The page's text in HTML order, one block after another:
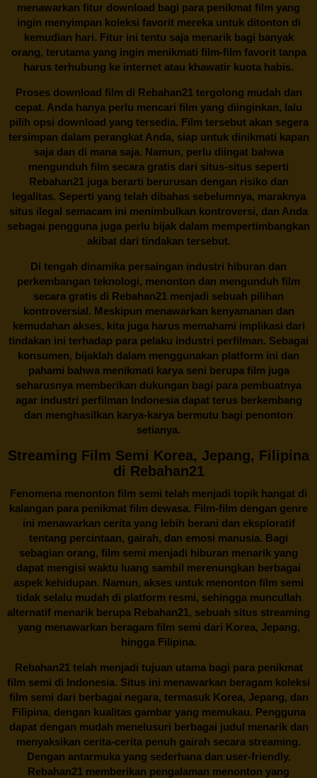
menawarkan fitur download bagi para penikmat film yang
ingin menyimpan koleksi favorit mereka untuk ditonton di
kemudian hari. Fitur ini tentu saja menarik bagi banyak
orang, terutama yang ingin menikmati film-film favorit tanpa
harus terhubung ke internet atau khawatir kuota habis.
Proses download film di Rebahan21tergolong mudah dan
cepat. Anda hanya perlu mencari film yang diinginkan, lalu
pilih opsi download yang tersedia. Film tersebut akan segera
tersimpan dalam perangkat Anda, siap untuk dinikmati kapan
saja dan di mana saja. Namun, perlu diingat bahwa
mengunduh film secara gratis dari situs-situs seperti
Rebahan21 juga berarti berurusan dengan risiko dan
legalitas. Seperti yang telah dibahas sebelumnya, maraknya
situs ilegal semacam ini menimbulkan kontroversi, dan Anda
sebagai pengguna juga perlu bijak dalam mempertimbangkan
akibat dari tindakan tersebut.
Di tengah dinamika persaingan industri hiburan dan
perkembangan teknologi, menonton dan mengunduh film
secara gratis di Rebahan21 menjadi sebuah pilihan
kontroversial. Meskipun menawarkan kenyamanan dan
kemudahan akses, kita juga harus memahami implikasi dari
tindakan ini terhadap para pelaku industri perfilman. Sebagai
konsumen, bijaklah dalam menggunakan platform ini dan
pahami bahwa menikmati karya seni berupa film juga
seharusnya memberikan dukungan bagi para pembuatnya
agar industri perfilman Indonesia dapat terus berkembang
dan menghasilkan karya-karya bermutu bagi penonton
setianya.
Streaming Film Semi Korea, Jepang, Filipina
di Rebahan21
Fenomena menonton film semi telah menjadi topik hangat di
kalangan para penikmat film dewasa. Film-film dengan genre
ini menawarkan cerita yang lebih berani dan eksploratif
tentang percintaan, gairah, dan emosi manusia. Bagi
sebagian orang, film semi menjadi hiburan menarik yang
dapat mengisi waktu luang sambil merenungkan berbagai
aspek kehidupan. Namun, akses untuk menonton film semi
tidak selalu mudah di platform resmi, sehingga muncullah
alternatif menarik berupa Rebahan21, sebuah situs streaming
yang menawarkan beragam film semi dari Korea, Jepang,
hingga Filipina.
Rebahan21telah menjadi tujuan utama bagi para penikmat
film semi di Indonesia. Situs ini menawarkan beragam koleksi
film semi dari berbagai negara, termasuk Korea, Jepang, dan
Filipina, dengan kualitas gambar yang memukau. Pengguna
dapat dengan mudah menelusuri berbagai judul menarik dan
menyaksikan cerita-cerita penuh gairah secara streaming.
Dengan antarmuka yang sederhana dan user-friendly,
Rebahan21 memberikan pengalaman menonton yang